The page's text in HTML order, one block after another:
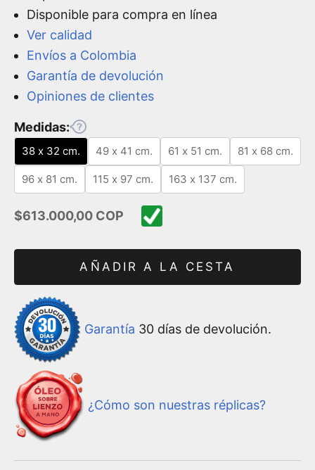
Disponible para compra en línea
Ver calidad
Envíos a Colombia
Garantía de devolución
Opiniones de clientes
Medidas:
38 x 32 cm. 49 x 41 cm. 61 x 51 cm. 81 x 68 cm.
96 x 81 cm. 115 x 97 cm. 163 x 137 cm.
Precio de oferta
$613.000,00 COP
AÑADIR A LA CESTA
Garantía 30 días de devolución.
¿Cómo son nuestras réplicas?